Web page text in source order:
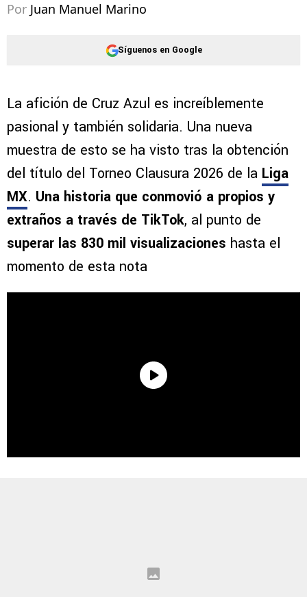
Por Juan Manuel Marino
Síguenos en Google
La afición de Cruz Azul es increíblemente
pasional y también solidaria. Una nueva
muestra de esto se ha visto tras la obtención
del título del Torneo Clausura 2026 de la Liga
MX. Una historia que conmovió a propios y
extraños a través de TikTok, al punto de
superar las 830 mil visualizaciones hasta el
momento de esta nota